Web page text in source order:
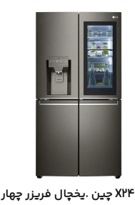
یخچال X24 چین .یخچال فریزر چهار